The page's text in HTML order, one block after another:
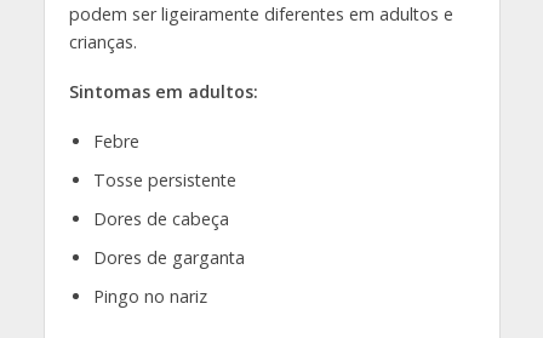
podem ser ligeiramente diferentes em adultos e
crianças.
Sintomas em adultos:
Febre
Tosse persistente
Dores de cabeça
Dores de garganta
Pingo no nariz